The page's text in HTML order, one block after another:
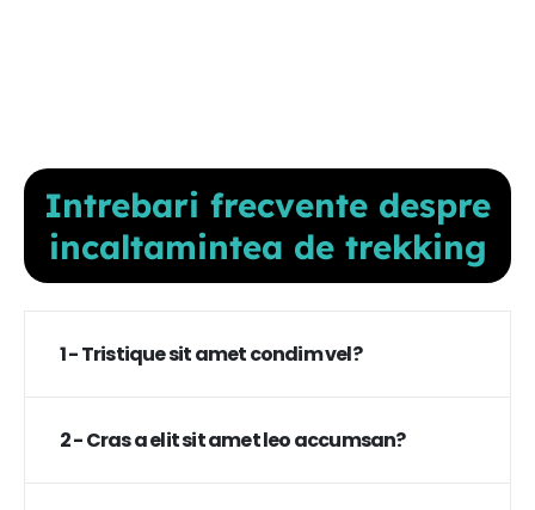
Intrebari frecvente despre
incaltamintea de trekking
1 - Tristique sit amet condim vel?
2 - Cras a elit sit amet leo accumsan?